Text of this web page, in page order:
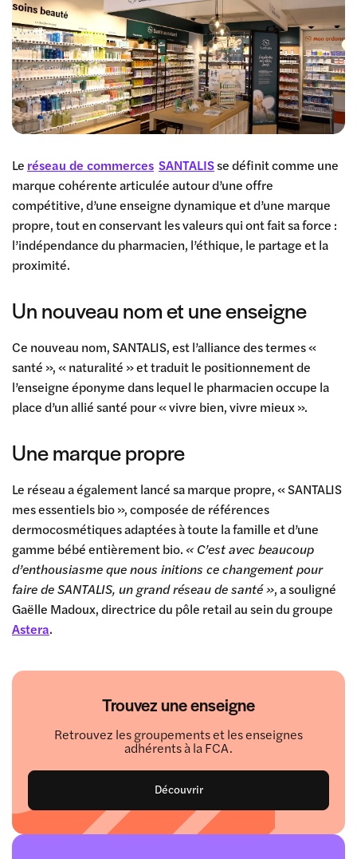
Trouvez une enseigne
Retrouvez les groupements et les enseignes
adhérents à la FCA.
Découvrir
Le réseau de commerces SANTALISse définit comme une
marque cohérente articulée autour d’une offre
compétitive, d’une enseigne dynamique et d’une marque
propre, tout en conservant les valeurs qui ont fait sa force :
l’indépendance du pharmacien, l’éthique, le partage et la
proximité.
Un nouveau nom et une enseigne
Ce nouveau nom, SANTALIS, est l’alliance des termes «
santé », « naturalité » et traduit le positionnement de
l’enseigne éponyme dans lequel le pharmacien occupe la
place d’un allié santé pour « vivre bien, vivre mieux ».
Une marque propre
Le réseau a également lancé sa marque propre, « SANTALIS
mes essentiels bio », composée de références
dermocosmétiques adaptées à toute la famille et d’une
gamme bébé entièrement bio.« C’est avec beaucoup
d’enthousiasme que nous initions ce changement pour
faire de SANTALIS, un grand réseau de santé », a souligné
Gaëlle Madoux, directrice du pôle retail au sein du groupe
Astera.